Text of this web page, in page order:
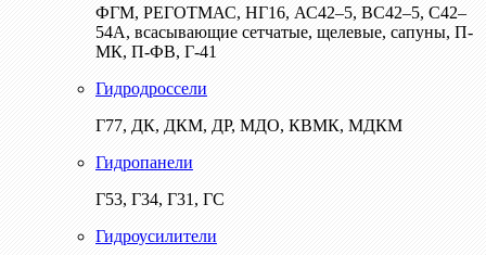
ФГМ, РЕГОТМАС, НГ16, АС42–5, ВС42–5, С42–
54А, всасывающие сетчатые, щелевые, сапуны, П-
МК, П-ФВ, Г-41
Гидродроссели
Г77, ДК, ДКМ, ДР, МДО, КВМК, МДКМ
Гидропанели
Г53, Г34, Г31, ГС
Гидроусилители